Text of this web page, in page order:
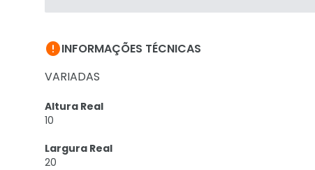
INFORMAÇÕES TÉCNICAS
VARIADAS
Altura Real
10
Largura Real
20